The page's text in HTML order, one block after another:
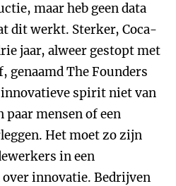
maar heb geen data
dit werkt. Sterker, Coca-
jaar, alweer gestopt met
The Founders
innovatieve spirit niet van
paar mensen of een
Het moet zo zijn
in een
innovatie. Bedrijven